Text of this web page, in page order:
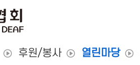
후원/봉사 열린마당